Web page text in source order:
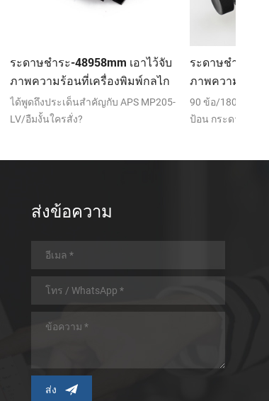
อาไว้จับ
พ์กลไก
MP205-
ระดาษชำระ-205K 2 นิ้วเอาไว้จับ
ภาพความร้อนที่เครื่องพิมพ์กลไก
ของมัน
90 ข้อ/180 ข้อกระดาษอัตโนมัติแหล่ง
ป้อน กระดาษความกว้าง:57.5 ซินญ 0.5
ส่งข้อความ